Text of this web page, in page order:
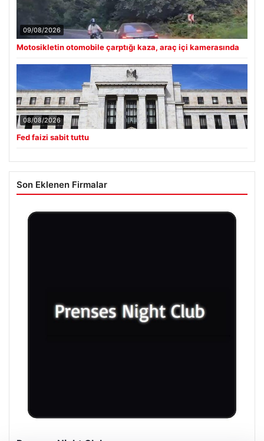
09/08/2026
Motosikletin otomobile çarptığı kaza, araç içi kamerasında
08/08/2026
Fed faizi sabit tuttu
Son Eklenen Firmalar